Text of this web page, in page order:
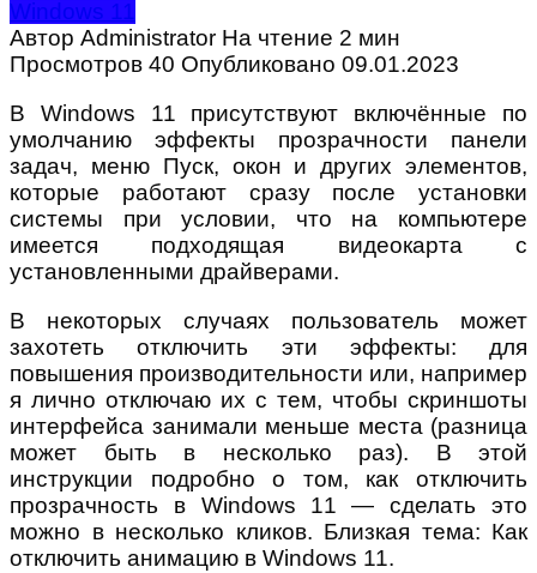
Windows 11
Автор Administrator На чтение 2 мин
Просмотров 40 Опубликовано 09.01.2023
В Windows 11 присутствуют включённые по
умолчанию эффекты прозрачности панели
задач, меню Пуск, окон и других элементов,
которые работают сразу после установки
системы при условии, что на компьютере
имеется подходящая видеокарта с
установленными драйверами.
В некоторых случаях пользователь может
захотеть отключить эти эффекты: для
повышения производительности или, например
я лично отключаю их с тем, чтобы скриншоты
интерфейса занимали меньше места (разница
может быть в несколько раз). В этой
инструкции подробно о том, как отключить
прозрачность в Windows 11 — сделать это
можно в несколько кликов. Близкая тема: Как
отключить анимацию в Windows 11.